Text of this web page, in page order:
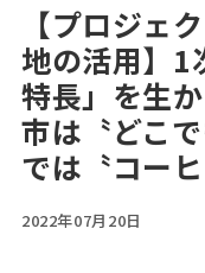
【プロジェ
地の活用】1
特長」を生
市は〝どこ
では〝コーヒ
2022年07月20日